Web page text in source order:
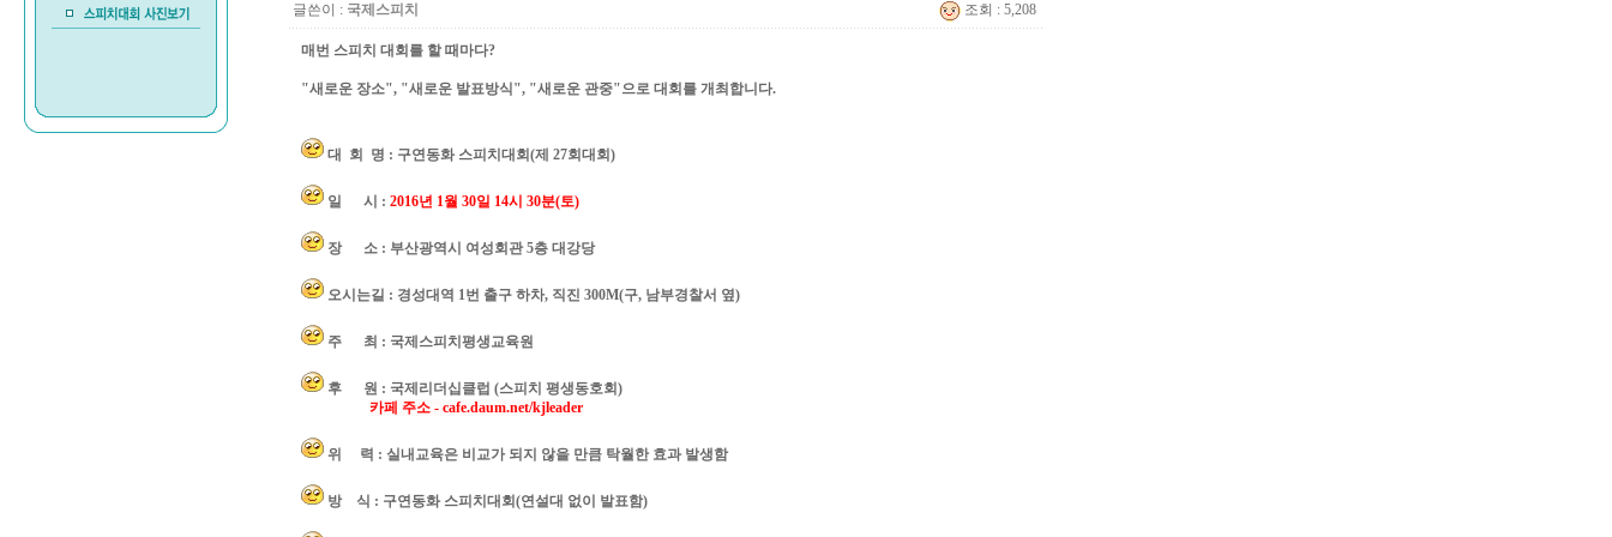
글쓴이 : 국제스피치 조회 : 5,208
매번 스피치 대회를 할 때마다?
"새로운 장소", "새로운 발표방식", "새로운 관중"으로 대회를 개최합니다.
대 회 명 : 구연동화 스피치대회(제 27회대회)
일 시 : 2016년 1월 30일 14시 30분(토)
장 소 : 부산광역시 여성회관 5층 대강당
오시는길 : 경성대역 1번 출구 하차, 직진 300M(구, 남부경찰서 옆)
주 최 : 국제스피치평생교육원
후 원 : 국제리더십클럽 (스피치 평생동호회)
카페 주소 - cafe.daum.net/kjleader
위 력 : 실내교육은 비교가 되지 않을 만큼 탁월한 효과 발생함
방 식 : 구연동화 스피치대회(연설대 없이 발표함)